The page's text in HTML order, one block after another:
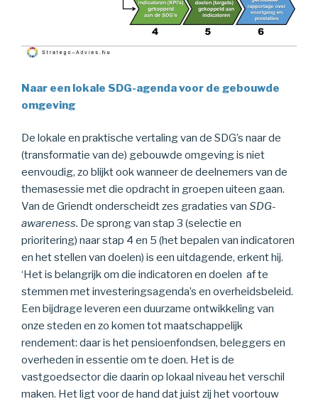
Naar een lokale SDG-agenda voor de gebouwde
omgeving
De lokale en praktische vertaling van de SDG’s naar de
(transformatie van de) gebouwde omgeving is niet
eenvoudig, zo blijkt ook wanneer de deelnemers van de
themasessie met die opdracht in groepen uiteen gaan.
Van de Griendt onderscheidt zes gradaties van SDG-
awareness. De sprong van stap 3 (selectie en
prioritering) naar stap 4 en 5 (het bepalen van indicatoren
en het stellen van doelen) is een uitdagende, erkent hij.
‘Het is belangrijk om die indicatoren en doelen af te
stemmen met investeringsagenda’s en overheidsbeleid.
Een bijdrage leveren een duurzame ontwikkeling van
onze steden en zo komen tot maatschappelijk
rendement: daar is het pensioenfondsen, beleggers en
overheden in essentie om te doen. Het is de
vastgoedsector die daarin op lokaal niveau het verschil
maken. Het ligt voor de hand dat juist zij het voortouw